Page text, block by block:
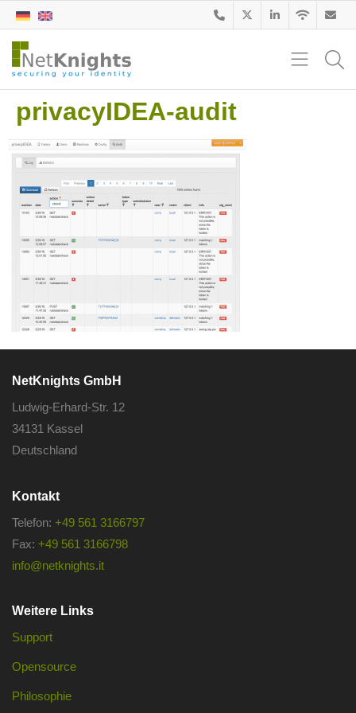
privacyIDEA-audit
NetKnights GmbH
Ludwig-Erhard-Str. 12
34131 Kassel
Deutschland
Kontakt
Telefon: +49 561 3166797
Fax: +49 561 3166798
info@netknights.it
Weitere Links
Support
Opensource
Philosophie